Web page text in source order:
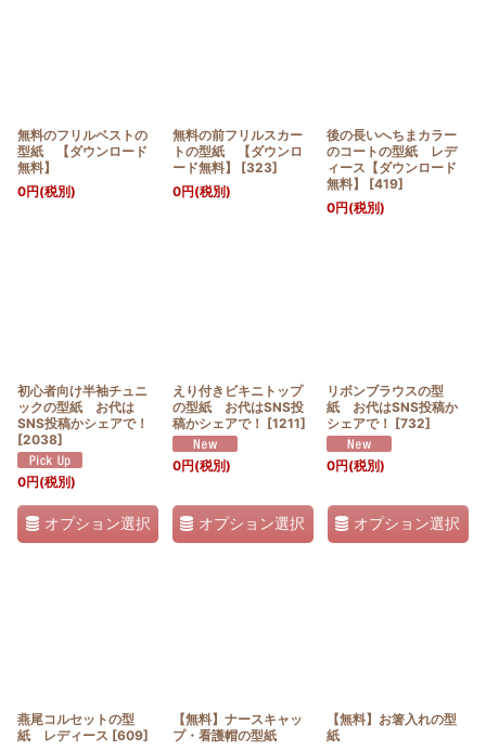
無料のフリルベストの
型紙 【ダウンロード
無料】
0円(税別)
無料の前フリルスカー
トの型紙 【ダウンロ
ード無料】
[323]
0円(税別)
後の長いへちまカラー
のコートの型紙 レデ
ィース【ダウンロード
無料】
[419]
0円(税別)
初心者向け半袖チュニ
ックの型紙 お代は
SNS投稿かシェアで！
[2038]
0円(税別)
オプション選択
えり付きビキニトップ
の型紙 お代はSNS投
稿かシェアで！ [1211]
0円(税別)
オプション選択
リボンブラウスの型
紙 お代はSNS投稿か
シェアで！ [732]
0円(税別)
オプション選択
燕尾コルセットの型
紙 レディース [609]
【無料】ナースキャッ
プ・看護帽の型紙
【無料】お箸入れの型
紙